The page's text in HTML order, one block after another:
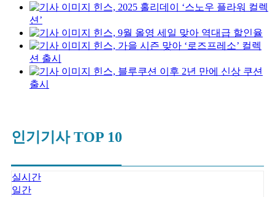
힌스, 2025 홀리데이 ‘스노우 플라워 컬렉
션’
힌스, 9월 올영 세일 맞아 역대급 할인율
힌스, 가을 시즌 맞아 ‘로즈프레소’ 컬렉
션 출시
힌스, 블루쿠션 이후 2년 만에 신상 쿠션
출시
인기기사 TOP 10
실시간
일간